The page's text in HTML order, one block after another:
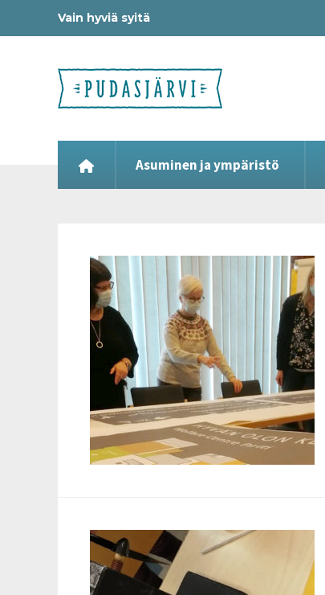
Vain hyviä syitä
Asuminen ja ympäristö